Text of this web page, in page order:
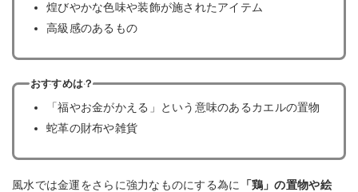
煌びやかな色味や装飾が施されたアイテム
高級感のあるもの
おすすめは？
「福やお金がかえる」という意味のあるカエルの置物
蛇革の財布や雑貨
風水では金運をさらに強力なものにする為に
「鶏」の置物や絵